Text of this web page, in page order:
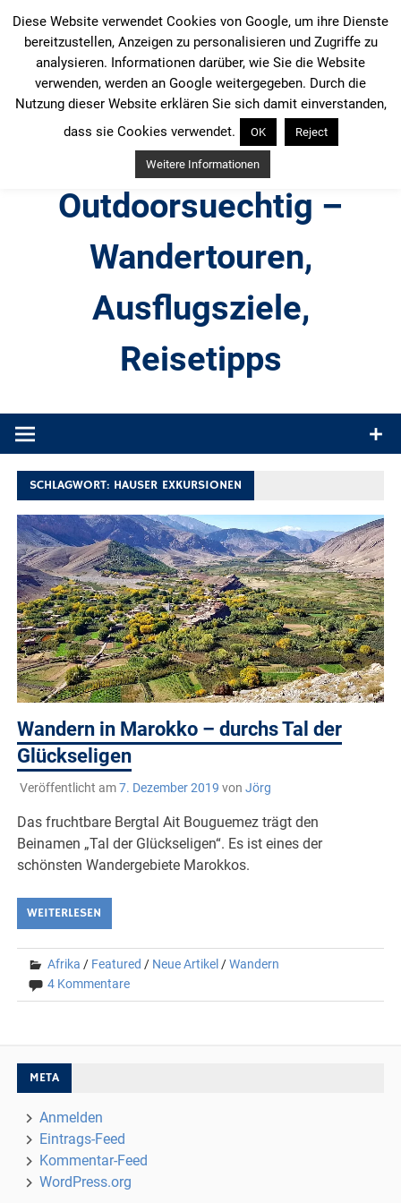
Inhalt
springen
Outdoorsuechtig –
Wandertouren,
Ausflugsziele,
Reisetipps
Produkttests und Buchrezensionen. Ein Blog für alle, die gern
SCHLAGWORT: HAUSER EXKURSIONEN
Wandern in Marokko – durchs Tal der
Glückseligen
Veröffentlicht am7. Dezember 2019 von Jörg
Das fruchtbare Bergtal Ait Bouguemez trägt den
Beinamen „Tal der Glückseligen“. Es ist eines der
schönsten Wandergebiete Marokkos.
WEITERLESEN
Afrika / Featured / Neue Artikel /Wandern
4 Kommentare
META
Anmelden
Eintrags-Feed
Kommentar-Feed
WordPress.org
Diese Website verwendet Cookies von Google, um ihre Dienste
bereitzustellen, Anzeigen zu personalisieren und Zugriffe zu
analysieren. Informationen darüber, wie Sie die Website
verwenden, werden an Google weitergegeben. Durch die
Nutzung dieser Website erklären Sie sich damit einverstanden,
dass sie Cookies verwendet.
OK Reject
Weitere Informationen